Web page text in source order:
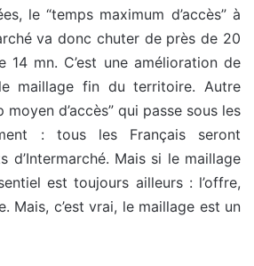
le “temps maximum d’accès” à
va donc chuter de près de 20
14 mn. C’est une amélioration de
maillage fin du territoire. Autre
d’accès” qui passe sous les
: tous les Français seront
d’Intermarché. Mais si le maillage
est toujours ailleurs : l’offre,
Mais, c’est vrai, le maillage est un